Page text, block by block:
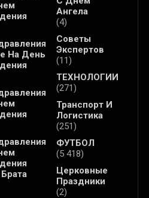
На День
Ангела
(4)
Советы
Экспертов
(11)
ТЕХНОЛОГИИ
(271)
Транспорт И
Логистика
(251)
ФУТБОЛ
(5 418)
Церковные
Праздники
(2)